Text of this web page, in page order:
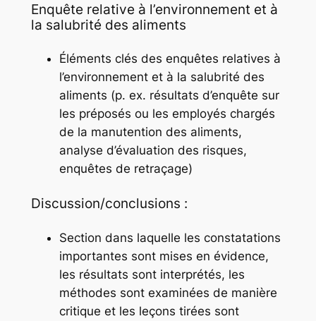
Enquête relative à l’environnement et à
la salubrité des aliments
Éléments clés des enquêtes relatives à
l’environnement et à la salubrité des
aliments (p. ex. résultats d’enquête sur
les préposés ou les employés chargés
de la manutention des aliments,
analyse d’évaluation des risques,
enquêtes de retraçage)
Discussion/conclusions :
Section dans laquelle les constatations
importantes sont mises en évidence,
les résultats sont interprétés, les
méthodes sont examinées de manière
critique et les leçons tirées sont